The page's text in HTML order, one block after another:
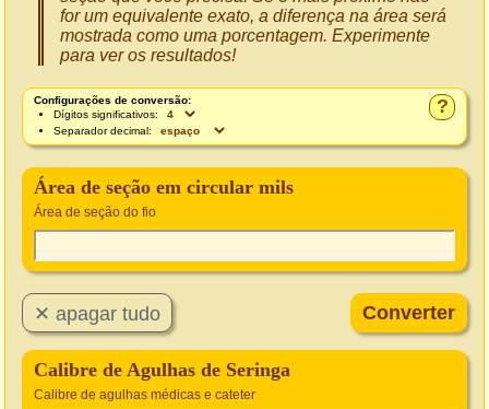
for um equivalente exato, a diferença na área será
mostrada como uma porcentagem. Experimente
para ver os resultados!
?
Configurações de conversão:
Dígitos significativos:
Separador decimal:
Área de seção em circular mils
Área de seção do fio
Calibre de Agulhas de Seringa
Calibre de agulhas médicas e cateter